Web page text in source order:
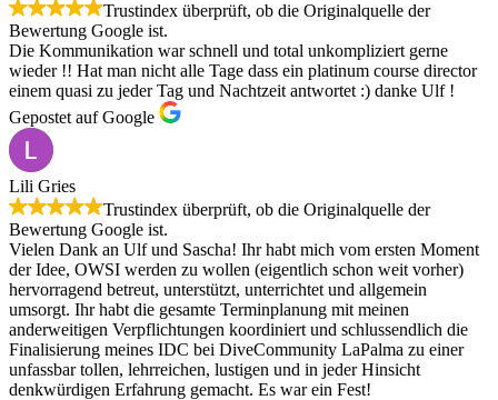
Trustindex überprüft, ob die Originalquelle der
Bewertung Google ist.
Die Kommunikation war schnell und total unkompliziert gerne
wieder !! Hat man nicht alle Tage dass ein platinum course director
einem quasi zu jeder Tag und Nachtzeit antwortet :) danke Ulf !
Gepostet auf Google
Lili Gries
Trustindex überprüft, ob die Originalquelle der
Bewertung Google ist.
Vielen Dank an Ulf und Sascha! Ihr habt mich vom ersten Moment
der Idee, OWSI werden zu wollen (eigentlich schon weit vorher)
hervorragend betreut, unterstützt, unterrichtet und allgemein
umsorgt. Ihr habt die gesamte Terminplanung mit meinen
anderweitigen Verpflichtungen koordiniert und schlussendlich die
Finalisierung meines IDC bei DiveCommunity LaPalma zu einer
unfassbar tollen, lehrreichen, lustigen und in jeder Hinsicht
denkwürdigen Erfahrung gemacht. Es war ein Fest!